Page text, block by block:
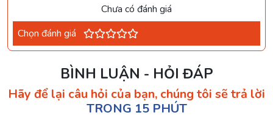
Chưa có đánh giá
Chọn đánh giá
BÌNH LUẬN - HỎI ĐÁP
Hãy để lại câu hỏi của bạn, chúng tôi sẽ trả lời
TRONG 15 PHÚT